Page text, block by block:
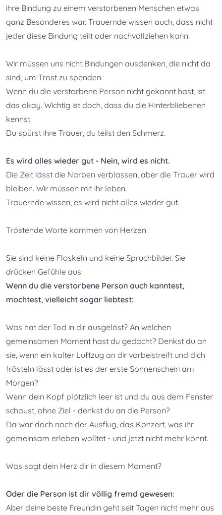
ihre Bindung zu einem verstorbenen Menschen etwas
ganz Besonderes war. Trauernde wissen auch, dass nicht
jeder diese Bindung teilt oder nachvollziehen kann.
Wir müssen uns nicht Bindungen ausdenken, die nicht da
sind, um Trost zu spenden.
Wenn du die verstorbene Person nicht gekannt hast, ist
das okay. Wichtig ist doch, dass du die Hinterbliebenen
kennst.
Du spürst ihre Trauer, du teilst den Schmerz.
Es wird alles wieder gut - Nein, wird es nicht.
Die Zeit lässt die Narben verblassen, aber die Trauer wird
bleiben. Wir müssen mit ihr leben.
Trauernde wissen, es wird nicht alles wieder gut.
Tröstende Worte kommen von Herzen
Sie sind keine Floskeln und keine Spruchbilder. Sie
Wenn du die verstorbene Person auch kanntest,
mochtest, vielleicht sogar liebtest:
Was hat der Tod in dir ausgelöst? An welchen
gemeinsamen Moment hast du gedacht? Denkst du an
sie, wenn ein kalter Luftzug an dir vorbeistreift und dich
frösteln lässt oder ist es der erste Sonnenschein am
Morgen?
Wenn dein Kopf plötzlich leer ist und du aus dem Fenster
schaust, ohne Ziel - denkst du an die Person?
Da war doch noch der Ausflug, das Konzert, was ihr
gemeinsam erleben wolltet - und jetzt nicht mehr könnt.
Was sagt dein Herz dir in diesem Moment?
Oder die Person ist dir völlig fremd gewesen:
Aber deine beste Freundin geht seit Tagen nicht mehr aus